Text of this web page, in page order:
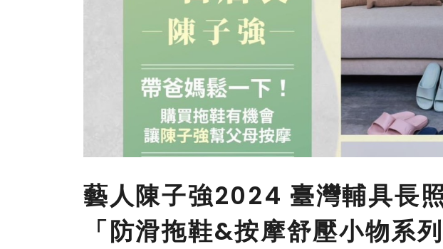
藝人陳子強2024 臺灣輔具長
「防滑拖鞋&按摩舒壓小物系